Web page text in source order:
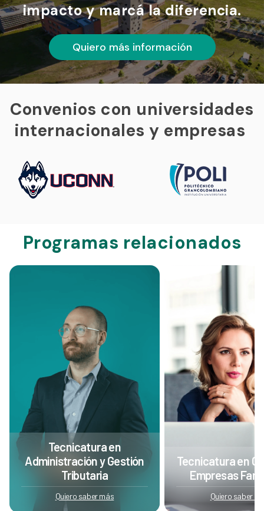
impacto y marcá la diferencia.
Quiero más información
Convenios con universidades
internacionales y empresas
Programas relacionados
Tecnicatura en
Administración y Gestión
Tributaria
Quiero saber más
Tecnicatura en
Empresas
Quiero saber